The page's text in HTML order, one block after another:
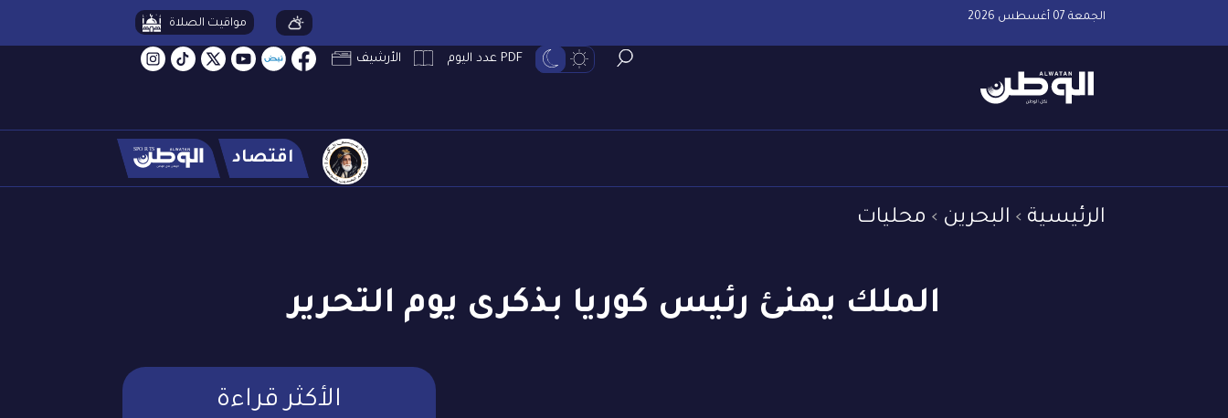
الجمعة 07 أغسطس 2026 مواقيت الصلاة
PDF عدد اليوم الأرشيف
اقتصاد
الرئيسية البحرين محليات
الملك يهنئ رئيس كوريا بذكرى يوم التحرير
الأكثر قراءة